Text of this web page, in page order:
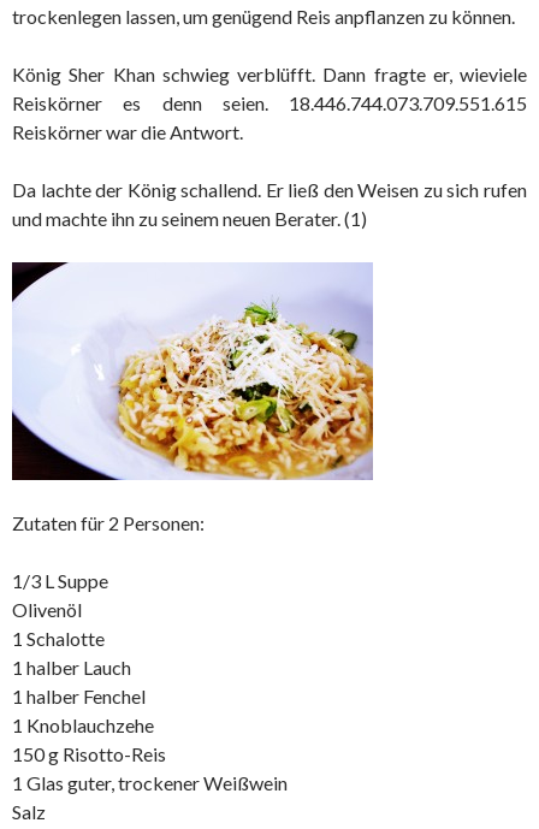
trockenlegen lassen, um genügend Reis anpflanzen zu können.
König Sher Khan schwieg verblüfft. Dann fragte er, wieviele
Reiskörner es denn seien. 18.446.744.073.709.551.615
Reiskörner war die Antwort.
Da lachte der König schallend. Er ließ den Weisen zu sich rufen
und machte ihn zu seinem neuen Berater. (1)
Zutaten für 2 Personen:
1/3 L Suppe
Olivenöl
1 Schalotte
1 halber Lauch
1 halber Fenchel
1 Knoblauchzehe
150 g Risotto-Reis
1 Glas guter, trockener Weißwein
Salz